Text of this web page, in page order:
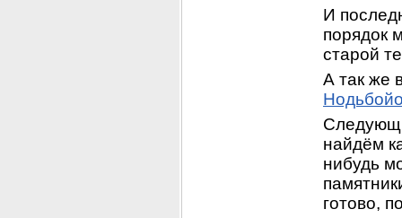
И
порядок
старой
А так же
найдём
нибудь
готово,